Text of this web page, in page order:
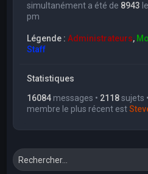
simultanément a été de 8943
pm
Légende :Administrateurs,
Staff
Statistiques
16084 messages • 2118sujets •
membre le plus récent est